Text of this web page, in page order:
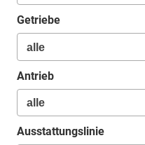
Getriebe
Antrieb
Ausstattungslinie